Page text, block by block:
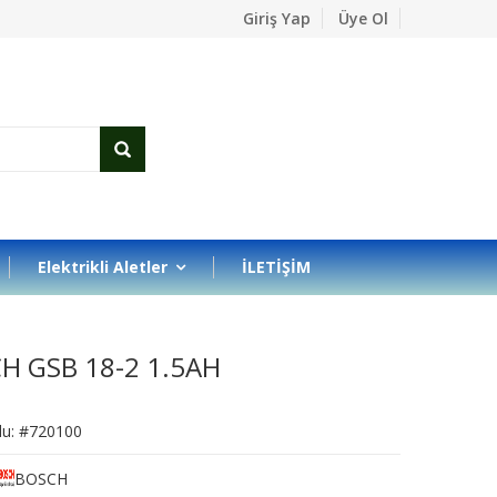
Giriş Yap Üye Ol
Elektrikli Aletler İLETİŞİM
GSB 18-2 1.5AH
#720100
BOSCH